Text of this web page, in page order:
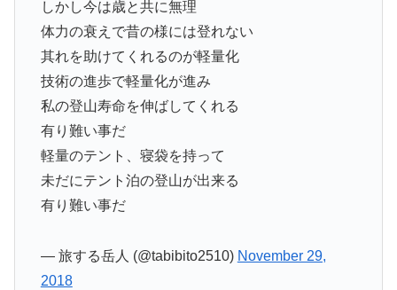
しかし今は歳と共に無理
体力の衰えで昔の様には登れない
其れを助けてくれるのが軽量化
技術の進歩で軽量化が進み
私の登山寿命を伸ばしてくれる
有り難い事だ
軽量のテント、寝袋を持って
未だにテント泊の登山が出来る
有り難い事だ
— 旅する岳人 (@tabibito2510) November 29,
2018